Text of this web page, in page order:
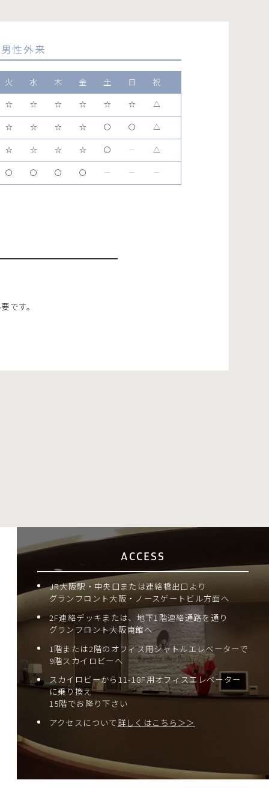
男性外来
火 水 木 金 土 日
祝
☆ ☆ ☆ ☆ ☆ ☆ △
☆ ☆ ☆ ☆ 〇 〇 △
☆ ☆ ☆ ☆ 〇 ー △
〇 〇 〇 〇 ー ー ー
です。
ACCESS
JR大阪駅・中央口または連絡橋出口より
グランフロント大阪・ノースゲートビル方面へ
2F連絡デッキまたは、地下1階連絡通路を通り
グランフロント大阪南館へ
1階または2階のオフィス用シャトルエレベーターで
9階スカイロビーへ
スカイロビーから11-18F用オフィスエレベーター
に乗り換え
15階でお降り下さい
アクセスについて 詳しくはこちら＞＞